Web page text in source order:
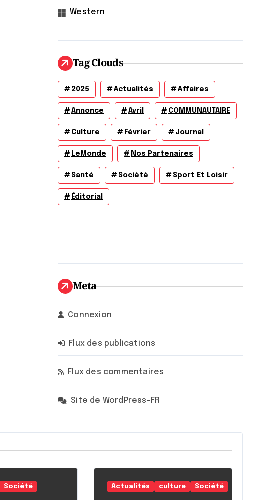
Western
Tag Clouds
2025 Actualités Affaires
Annonce Avril COMMUNAUTAIRE
Culture Février Journal
LeMonde Nos Partenaires
Santé Société Sport Et Loisir
Éditorial
Meta
Connexion
Flux des publications
Flux des commentaires
Site de WordPress-FR
Société Actualités culture Société